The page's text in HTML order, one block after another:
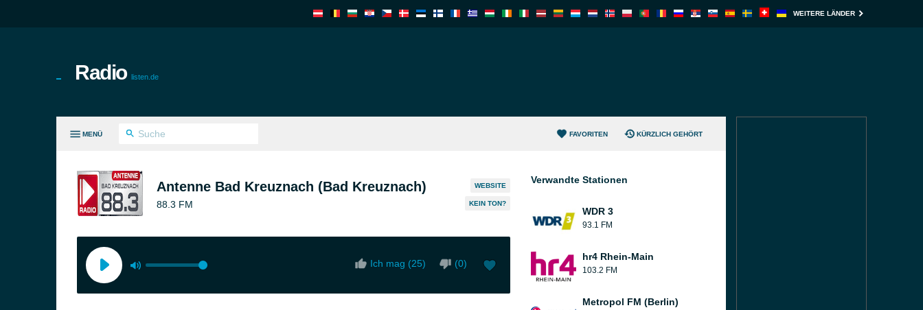
WEITERE LÄNDER
Radio listen.de
MENÜ FAVORITEN KÜRZLICH GEHÖRT
Antenne Bad Kreuznach (Bad Kreuznach)
88.3 FM
WEBSITE
KEIN TON?
Ich mag (25) (0)
Verwandte Stationen
WDR 3
93.1 FM
hr4 Rhein-Main
103.2 FM
Metropol FM (Berlin)